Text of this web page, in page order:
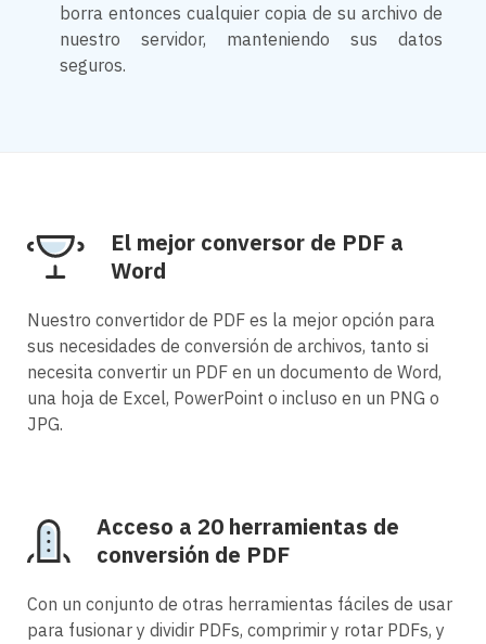
borra entonces cualquier copia de su archivo de
nuestro servidor, manteniendo sus datos
seguros.
El mejor conversor de PDF a
Word
Nuestro convertidor de PDF es la mejor opción para
sus necesidades de conversión de archivos, tanto si
necesita convertir un PDF en un documento de Word,
una hoja de Excel, PowerPoint o incluso en un PNG o
JPG.
Acceso a 20 herramientas de
conversión de PDF
Con un conjunto de otras herramientas fáciles de usar
para fusionar y dividir PDFs, comprimir y rotar PDFs, y